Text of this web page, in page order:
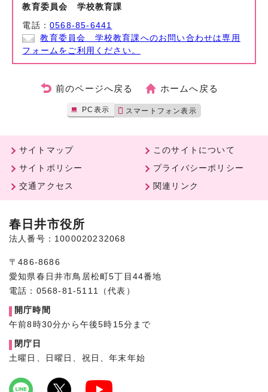
教育委員会 学校教育課
電話：0568-85-6441
教育委員会 学校教育課へのお問い合わせは専用
フォームをご利用ください。
前のページへ戻る ホームへ戻る
PC表示 スマートフォン表示
サイトマップ
このサイトについて
サイトポリシー
プライバシーポリシー
交通アクセス
関連リンク
春日井市役所
法人番号：1000020232068
〒486-8686
愛知県春日井市鳥居松町5丁目44番地
電話：0568-81-5111（代表）
開庁時間
午前8時30分から午後5時15分まで
閉庁日
土曜日、日曜日、祝日、年末年始